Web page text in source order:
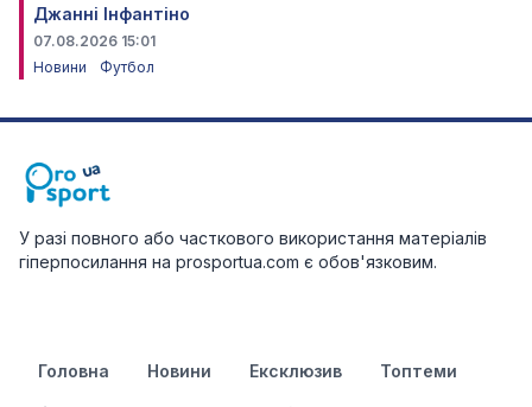
Джанні Інфантіно
07.08.2026 15:01
Новини
Футбол
У разі повного або часткового використання матеріалів
гіперпосилання на prosportua.com є обов'язковим.
Головна Новини Ексклюзив Топтеми